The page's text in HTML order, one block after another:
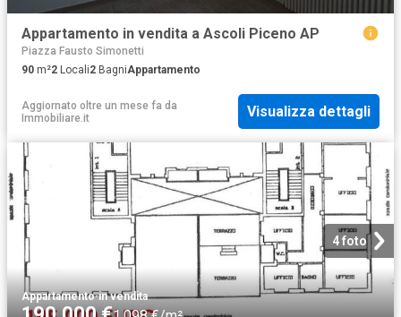
Appartamento in vendita a Ascoli Piceno AP
Piazza Fausto Simonetti
90 m²2 Locali2 BagniAppartamento
Aggiornato oltre un mese fa da
Immobiliare.it
Visualizza dettagli
4 foto
Appartamento·in vendita